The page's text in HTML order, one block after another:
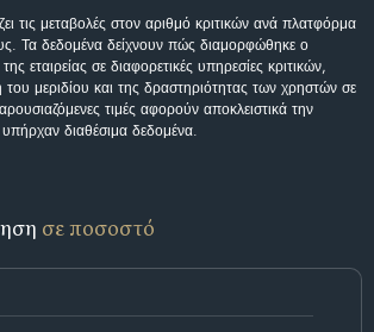
τις μεταβολές στον αριθμό κριτικών ανά πλατφόρμα
Τα δεδομένα δείχνουν πώς διαμορφώθηκε ο
εταιρείας σε διαφορετικές υπηρεσίες κριτικών,
του μεριδίου και της δραστηριότητας των χρηστών σε
τιμές αφορούν αποκλειστικά την
διαθέσιμα δεδομένα.
σε ποσοστό